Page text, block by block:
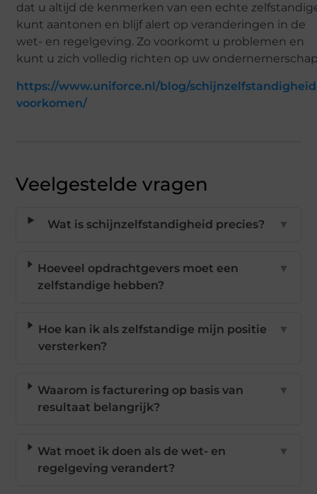
dat u altijd de kenmerken van een echte
kunt aantonen en blijf alert op veranderingen in de
wet- en regelgeving. Zo voorkomt u problemen en
kunt u zich volledig richten op uw
https://www.uniforce.nl/blog/
voorkomen/
Veelgestelde vragen
Wat is schijnzelfstandigheid precies? ▼
Hoeveel opdrachtgevers moet een
zelfstandige hebben?
▼
Hoe kan ik als zelfstandige mijn positie
versterken?
▼
Waarom is facturering op basis van
resultaat belangrijk?
▼
Wat moet ik doen als de wet- en
regelgeving verandert?
▼